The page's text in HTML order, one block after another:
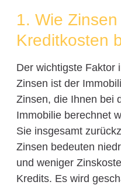
1. Wie
Kreditkosten
Der wichtigste Faktor
Zinsen ist der
Zinsen, die Ihnen bei
Immobilie berechnet
Sie insgesamt
Zinsen bedeuten
und weniger
Kredits. Es wird